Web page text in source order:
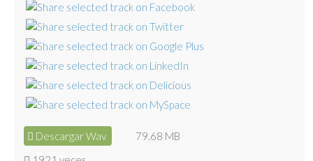
Descargar Wav
79.68 MB